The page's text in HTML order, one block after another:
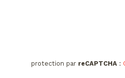
protection par reCAPTCHA :